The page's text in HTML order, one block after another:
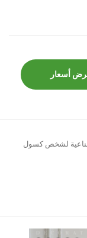
أسعار
لشخص كسول